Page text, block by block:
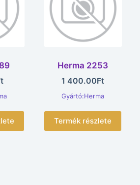
Herma 2253
1 400.00Ft
Gyártó:Herma
Termék részlete